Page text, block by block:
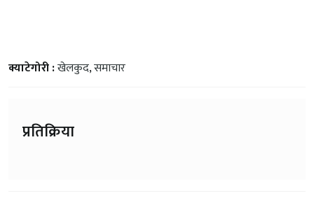
क्याटेगोरी :खेलकुद,समाचार
प्रतिक्रिया